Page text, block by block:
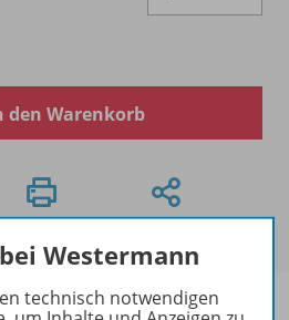
den Warenkorb
Westermann
technisch notwendigen